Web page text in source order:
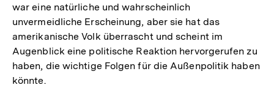
war eine natürliche und wahrscheinlich
unvermeidliche Erscheinung, aber sie hat das
amerikanische Volk überrascht und scheint im
Augenblick eine politische Reaktion hervorgerufen zu
haben, die wichtige Folgen für die Außenpolitik haben
könnte.